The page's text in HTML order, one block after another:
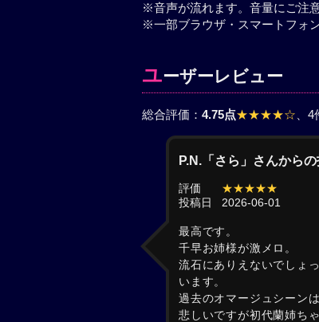
※音声が流れます。音量にご注意
※一部ブラウザ・スマートフォ
ユーザーレビュー
総合評価： 4.75点★★★★☆ 、
P.N.「さら」さんから
評価
★★★★★
投稿日
2026-06-01
最高です。
千早お姉様が激メロ。
流石にありえないでしょ
います。
過去のオマージュシーン
悲しいですが初代蘭姉ち